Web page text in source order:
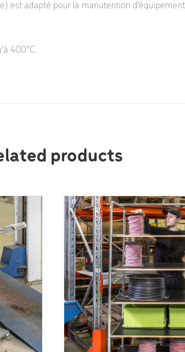
est adapté pour la manutention
400°C.
products